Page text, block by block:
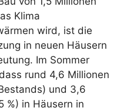
Klima
wird, ist die
in neuen Häusern
Im Sommer
rund 4,6 Millionen
und 3,6
%) in Häusern in